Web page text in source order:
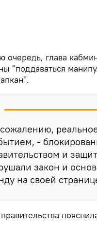
очередь, глава
"поддаваться
-
и
закон и
на своей
правительства